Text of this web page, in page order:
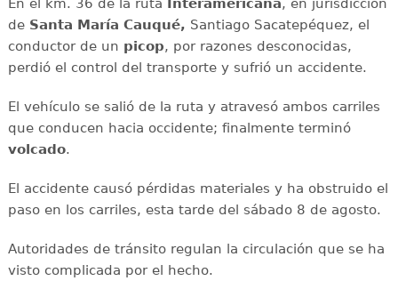
En el km. 36 de la ruta Interamericana, en jurisdicción
de Santa María Cauqué, Santiago Sacatepéquez, el
conductor de un picop, por razones desconocidas,
perdió el control del transporte y sufrió un accidente.
El vehículo se salió de la ruta y atravesó ambos carriles
que conducen hacia occidente; finalmente terminó
volcado.
El accidente causó pérdidas materiales y ha obstruido el
paso en los carriles, esta tarde del sábado 8 de agosto.
Autoridades de tránsito regulan la circulación que se ha
visto complicada por el hecho.